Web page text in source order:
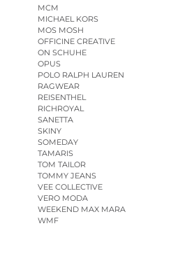
MCM
MICHAEL KORS
MOS MOSH
OFFICINE CREATIVE
ON SCHUHE
OPUS
POLO RALPH LAUREN
RAGWEAR
REISENTHEL
RICHROYAL
SANETTA
SKINY
SOMEDAY
TAMARIS
TOM TAILOR
TOMMY JEANS
VEE COLLECTIVE
VERO MODA
WEEKEND MAX MARA
WMF